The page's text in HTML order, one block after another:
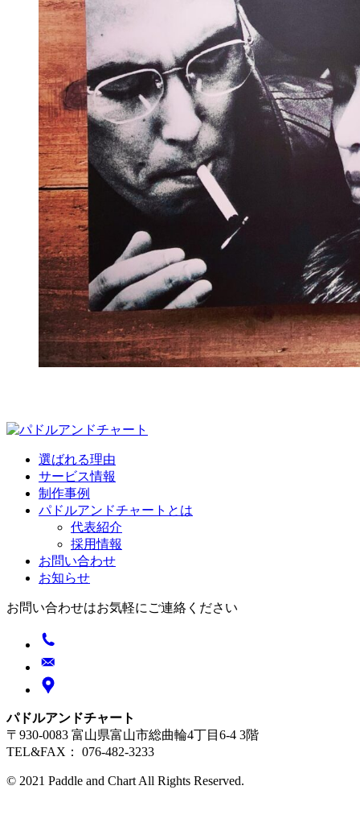
選ばれる理由
サービス情報
制作事例
パドルアンドチャートとは
代表紹介
採用情報
お問い合わせ
お知らせ
お問い合わせはお気軽にご連絡ください
パドルアンドチャート
〒930-0083 富山県富山市総曲輪4丁目6-4 3階
TEL&FAX： 076-482-3233
© 2021 Paddle and Chart All Rights Reserved.